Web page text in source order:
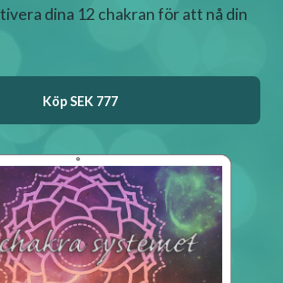
dina 12 chakran för att nå din
Köp SEK 777